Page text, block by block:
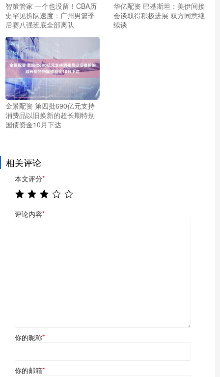
智策管家 一个也没留！CBA历
史罕见拆队速度：广州男篮季
后赛八强班底全部离队
华亿配资 巴基斯坦：美伊间接
会谈取得积极进展 双方同意继
续谈
金景配资 第四批690亿元支持
消费品以旧换新的超长期特别
国债资金10月下达
相关评论
本文评分*
评论内容*
你的昵称*
你的邮箱*